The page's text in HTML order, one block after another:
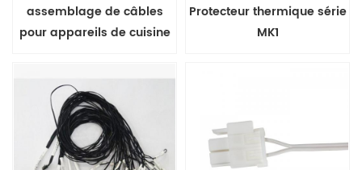
assemblage de câbles
pour appareils de cuisine
Protecteur thermique série
MK1